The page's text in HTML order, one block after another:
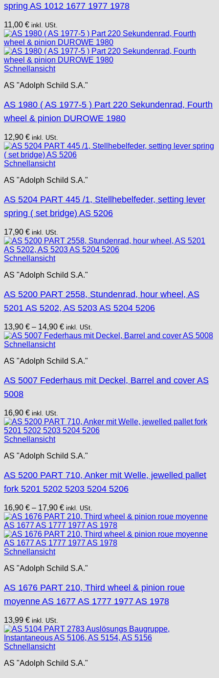
spring AS 1012 1677 1977 1978
11,00 € inkl. USt.
Schnellansicht
AS "Adolph Schild S.A."
AS 1980 ( AS 1977-5 ) Part 220 Sekundenrad, Fourth
wheel & pinion DUROWE 1980
12,90 € inkl. USt.
Schnellansicht
AS "Adolph Schild S.A."
AS 5204 PART 445 /1, Stellhebelfeder, setting lever
spring ( set bridge) AS 5206
17,90 € inkl. USt.
Schnellansicht
AS "Adolph Schild S.A."
AS 5200 PART 2558, Stundenrad, hour wheel, AS
5201 AS 5202, AS 5203 AS 5204 5206
13,90 € – 14,90 € inkl. USt.
Schnellansicht
AS "Adolph Schild S.A."
AS 5007 Federhaus mit Deckel, Barrel and cover AS
5008
16,90 € inkl. USt.
Schnellansicht
AS "Adolph Schild S.A."
AS 5200 PART 710, Anker mit Welle, jewelled pallet
fork 5201 5202 5203 5204 5206
16,90 € – 17,90 € inkl. USt.
Schnellansicht
AS "Adolph Schild S.A."
AS 1676 PART 210, Third wheel & pinion roue
moyenne AS 1677 AS 1777 1977 AS 1978
13,99 € inkl. USt.
Schnellansicht
AS "Adolph Schild S.A."